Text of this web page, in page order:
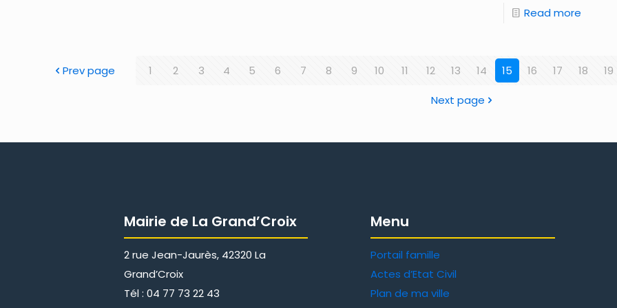
Read more
Prev page 1 2 3 4 5 6 7 8 9 10 11 12 13 14 15 16 17 18 19
Next page
Mairie de La Grand’Croix
2 rue Jean-Jaurès, 42320 La
Grand’Croix
Tél : 04 77 73 22 43
Menu
Portail famille
Actes d’Etat Civil
Plan de ma ville